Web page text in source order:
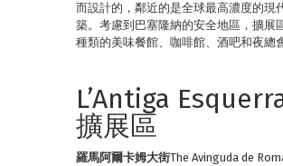
而設計的，鄰近的是全球最高濃度的現
築。考慮到巴塞隆納的安全地區，擴展
種類的美味餐館、咖啡館、酒吧和夜總
L’Antiga
擴展區
羅馬阿爾卡姆大街The Avinguda de